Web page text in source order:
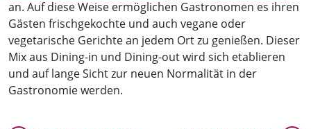
an. Auf diese Weise ermöglichen Gastronomen es ihren
Gästen frischgekochte und auch vegane oder
vegetarische Gerichte an jedem Ort zu genießen. Dieser
Mix aus Dining-in und Dining-out wird sich etablieren
und auf lange Sicht zur neuen Normalität in der
Gastronomie werden.